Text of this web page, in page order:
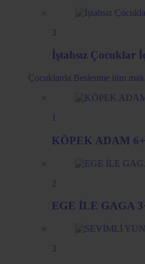
3
İştahsız Çocuklar
Çocuklarda Beslenme tüm
1
KÖPEK ADAM
2
EGE İLE GAGA
3